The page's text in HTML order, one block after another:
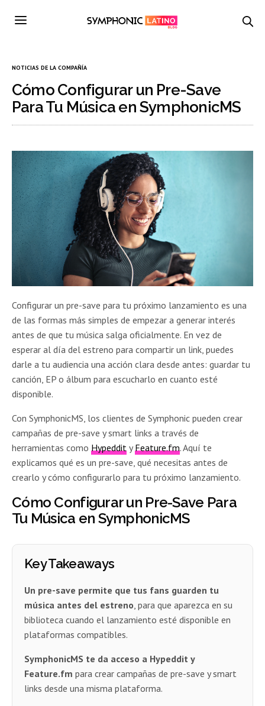
NOTICIAS DE LA COMPAÑÍA
Cómo Configurar un Pre-Save
Para Tu Música en SymphonicMS
Configurar un pre-save para tu próximo lanzamiento es una
de las formas más simples de empezar a generar interés
antes de que tu música salga oficialmente. En vez de
esperar al día del estreno para compartir un link, puedes
darle a tu audiencia una acción clara desde antes: guardar tu
canción, EP o álbum para escucharlo en cuanto esté
disponible.
Con SymphonicMS, los clientes de Symphonic pueden crear
campañas de pre-save y smart links a través de
herramientas comoHypeddit yFeature.fm. Aquí te
explicamos qué es un pre-save, qué necesitas antes de
crearlo y cómo configurarlo para tu próximo lanzamiento.
Cómo Configurar un Pre-Save Para
Tu Música en SymphonicMS
Key Takeaways
Un pre-save permite que tus fans guarden tu
música antes del estreno, para que aparezca en su
biblioteca cuando el lanzamiento esté disponible en
plataformas compatibles.
SymphonicMS te da acceso a Hypeddit y
Feature.fm para crear campañas de pre-save y smart
links desde una misma plataforma.